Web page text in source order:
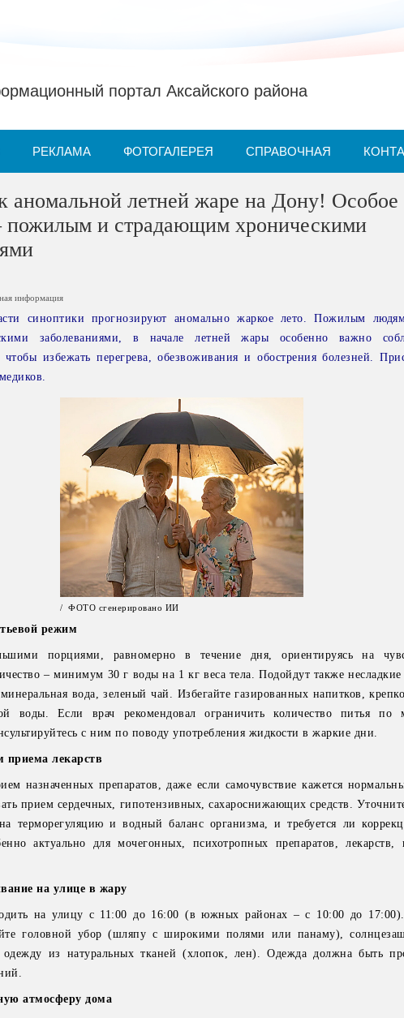
портал Аксайского района
РЕКЛАМА ФОТОГАЛЕРЕЯ СПРАВОЧНАЯ
аномальной летней жаре на Дону! Особое
пожилым и страдающим хроническими
информация
синоптики прогнозируют аномально жаркое лето. Пожилым
заболеваниями, в начале летней жары особенно важно
чтобы избежать перегрева, обезвоживания и обострения болезней.
/ ФОТО сгенерировано ИИ
режим
порциями, равномерно в течение дня, ориентируясь на
– минимум 30 г воды на 1 кг веса тела. Подойдут также
вода, зеленый чай. Избегайте газированных напитков,
воды. Если врач рекомендовал ограничить количество питья по
с ним по поводу употребления жидкости в жаркие дни.
приема лекарств
назначенных препаратов, даже если самочувствие кажется
прием сердечных, гипотензивных, сахароснижающих средств.
терморегуляцию и водный баланс организма, и требуется ли
актуально для мочегонных, психотропных препаратов,
на улице в жару
на улицу с 11:00 до 16:00 (в южных районах – с 10:00 до
головной убор (шляпу с широкими полями или панаму),
из натуральных тканей (хлопок, лен). Одежда должна быть
атмосферу дома